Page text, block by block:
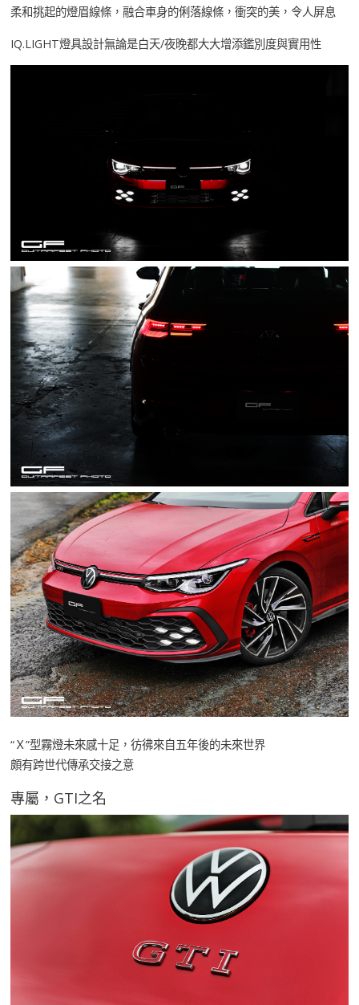
柔和挑起的燈眉線條，融合車身的俐落線條，衝突的美，令人屏息
IQ.LIGHT燈具設計無論是白天/夜晚都大大增添鑑別度與實用性
“Ｘ”型霧燈未來感十足，彷彿來自五年後的未來世界
頗有跨世代傳承交接之意
專屬，GTI之名